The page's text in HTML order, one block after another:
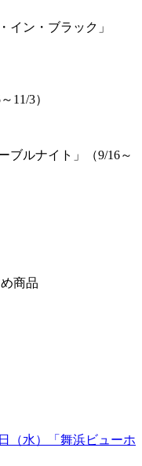
イン・ブラック」
11/3）
ブルナイト」（9/16～
商品
（水）「舞浜ビューホ